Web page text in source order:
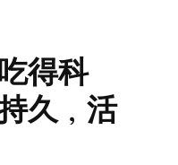
得科
久，活